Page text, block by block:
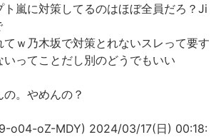
ト嵐に対策してるのはほぼ全員だろ？Ji
てｗ乃木坂で対策とれないスレって要す
いってことだし別のどうでもいい
。やめんの？
o04-oZ-MDY) 2024/03/17(日) 00:18: